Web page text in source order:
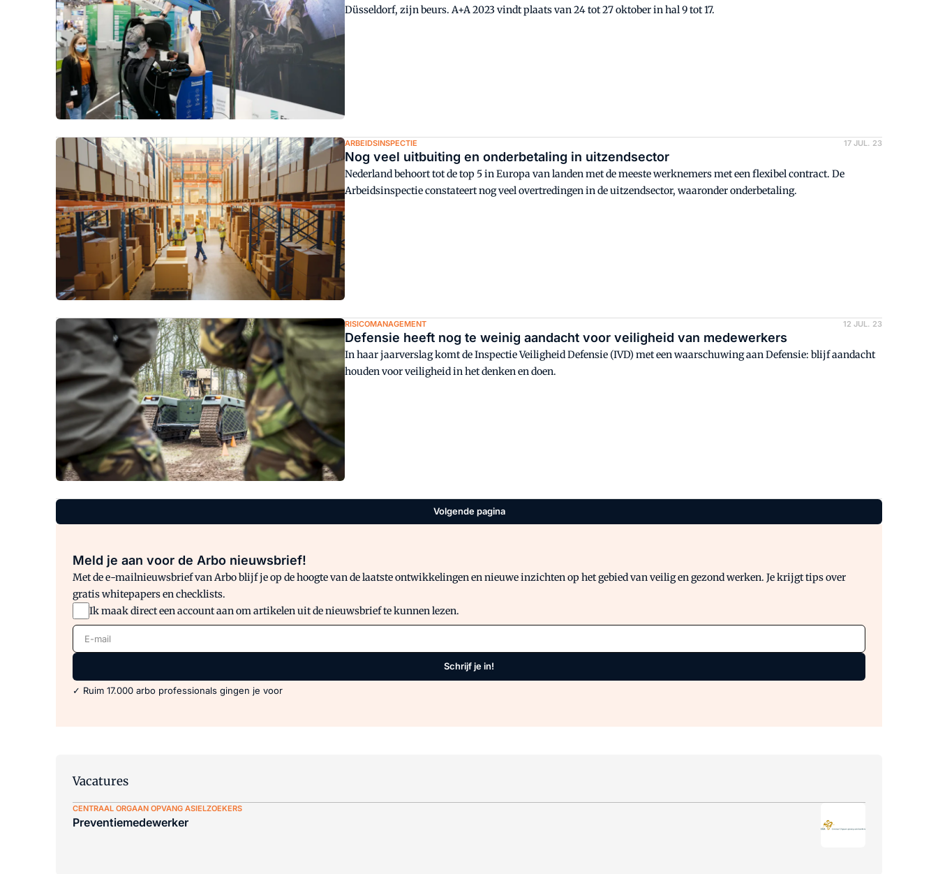
Düsseldorf, zijn beurs. A+A 2023 vindt plaats van 24 tot 27 oktober in hal 9 tot 17.
ARBEIDSINSPECTIE 17 JUL. 23
Nog veel uitbuiting en onderbetaling in uitzendsector
Nederland behoort tot de top 5 in Europa van landen met de meeste werknemers met een flexibel contract. De
Arbeidsinspectie constateert nog veel overtredingen in de uitzendsector, waaronder onderbetaling.
RISICOMANAGEMENT 12 JUL. 23
Defensie heeft nog te weinig aandacht voor veiligheid van medewerkers
In haar jaarverslag komt de Inspectie Veiligheid Defensie (IVD) met een waarschuwing aan Defensie: blijf aandacht
houden voor veiligheid in het denken en doen.
Volgende pagina
Meld je aan voor de Arbo nieuwsbrief!
Met de e-mailnieuwsbrief van Arbo blijf je op de hoogte van de laatste ontwikkelingen en nieuwe inzichten op het gebied van veilig en gezond werken. Je krijgt tips over
gratis whitepapers en checklists.
Ik maak direct een account aan om artikelen uit de nieuwsbrief te kunnen lezen.
E-mail
Schrijf je in!
✓ Ruim 17.000 arbo professionals gingen je voor
Vacatures
CENTRAAL ORGAAN OPVANG ASIELZOEKERS
Preventiemedewerker